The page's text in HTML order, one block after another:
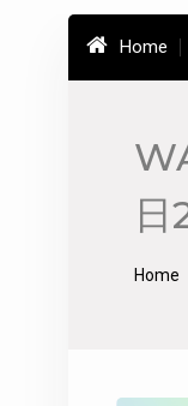
Home
日
Home